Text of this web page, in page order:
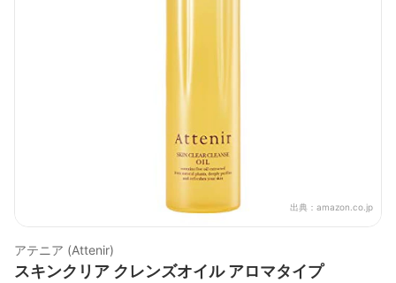
出典： amazon.co.jp
アテニア (Attenir)
スキンクリア クレンズオイル アロマタイプ